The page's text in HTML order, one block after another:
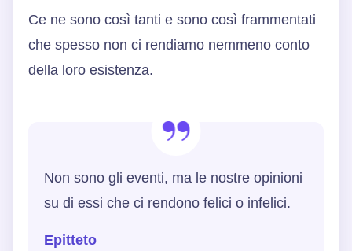
Ce ne sono così tanti e sono così frammentati
che spesso non ci rendiamo nemmeno conto
della loro esistenza.
Non sono gli eventi, ma le nostre opinioni
su di essi che ci rendono felici o infelici.
Epitteto